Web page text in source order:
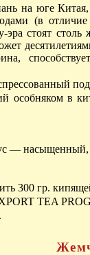
на юге
(в
стоят
в
— насыщенный,
300 гр.
TEA